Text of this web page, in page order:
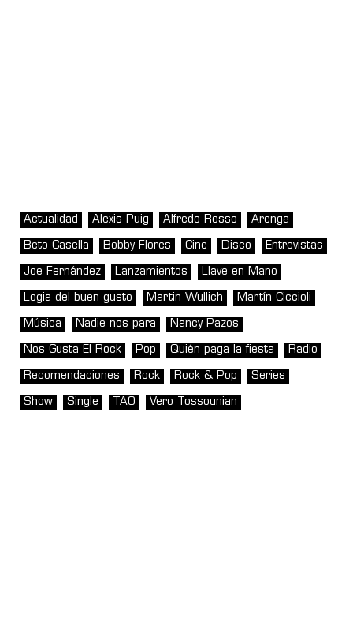
Actualidad Alexis Puig Alfredo Rosso Arenga
Beto Casella Bobby Flores Cine Disco Entrevistas
Joe Fernández Lanzamientos Llave en Mano
Logia del buen gusto Martin Wullich Martín Ciccioli
Música Nadie nos para Nancy Pazos
Nos Gusta El Rock Pop Quién paga la fiesta Radio
Recomendaciones Rock Rock & Pop Series
Show Single TAO Vero Tossounian